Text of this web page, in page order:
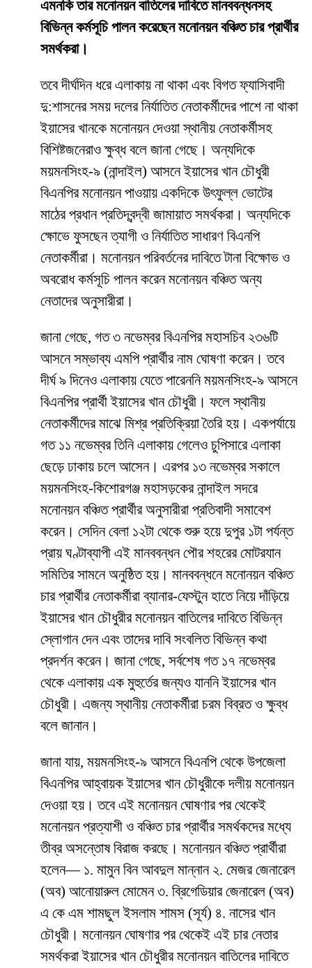
এমনকি তার মনোনয়ন বাতিলের দাবিতে মানববন্ধনসহ
বিভিন্ন কর্মসূচি পালন করেছেন মনোনয়ন বঞ্চিত চার প্রার্থীর
সমর্থকরা।
তবে দীর্ঘদিন ধরে এলাকায় না থাকা এবং বিগত ফ্যাসিবাদী
দু:শাসনের সময় দলের নির্যাতিত নেতাকর্মীদের পাশে না থাকা
ইয়াসের খানকে মনোনয়ন দেওয়া স্থানীয় নেতাকর্মীসহ
বিশিষ্টজনেরাও ক্ষুব্ধ বলে জানা গেছে। অন্যদিকে
ময়মনসিংহ-৯ (নান্দাইল) আসনে ইয়াসের খান চৌধুরী
বিএনপির মনোনয়ন পাওয়ায় একদিকে উৎফুল্ল ভোটের
মাঠের প্রধান প্রতিদ্বন্দ্বী জামায়াত সমর্থকরা। অন্যদিকে
ক্ষোভে ফুসছেন ত্যাগী ও নির্যাতিত সাধারণ বিএনপি
নেতাকর্মীরা। মনোনয়ন পরিবর্তনের দাবিতে টানা বিক্ষোভ ও
অবরোধ কর্মসূচি পালন করেন মনোনয়ন বঞ্চিত অন্য
নেতাদের অনুসারীরা।
জানা গেছে, গত ৩ নভেম্বর বিএনপির মহাসচিব ২৩৬টি
আসনে সম্ভাব্য এমপি প্রার্থীর নাম ঘোষণা করেন। তবে
দীর্ঘ ৯ দিনেও এলাকায় যেতে পারেননি ময়মনসিংহ-৯ আসনে
বিএনপির প্রার্থী ইয়াসের খান চৌধুরী। ফলে স্থানীয়
নেতাকর্মীদের মাঝে মিশ্র প্রতিক্রিয়া তৈরি হয়। একপর্যায়ে
গত ১১ নভেম্বর তিনি এলাকায় গেলেও চুপিসারে এলাকা
ছেড়ে ঢাকায় চলে আসেন। এরপর ১৩ নভেম্বর সকালে
ময়মনসিংহ-কিশোরগঞ্জ মহাসড়কের নান্দাইল সদরে
মনোনয়ন বঞ্চিত প্রার্থীর অনুসারীরা প্রতিবাদী সমাবেশ
করেন। সেদিন বেলা ১২টা থেকে শুরু হয়ে দুপুর ১টা পর্যন্ত
প্রায় ঘণ্টাব্যাপী এই মানববন্ধন পৌর শহরের মোটরযান
সমিতির সামনে অনুষ্ঠিত হয়। মানববন্ধনে মনোনয়ন বঞ্চিত
চার প্রার্থীর নেতাকর্মীরা ব্যানার-ফেস্টুন হাতে নিয়ে দাঁড়িয়ে
ইয়াসের খান চৌধুরীর মনোনয়ন বাতিলের দাবিতে বিভিন্ন
স্লোগান দেন এবং তাদের দাবি সংবলিত বিভিন্ন কথা
প্রদর্শন করেন। জানা গেছে, সর্বশেষ গত ১৭ নভেম্বর
থেকে এলাকায় এক মুহুর্তের জন্যও যাননি ইয়াসের খান
চৌধুরী। এজন্য স্থানীয় নেতাকর্মীরা চরম বিব্রত ও ক্ষুব্ধ
বলে জানান।
জানা যায়, ময়মনসিংহ-৯ আসনে বিএনপি থেকে উপজেলা
বিএনপির আহ্বায়ক ইয়াসের খান চৌধুরীকে দলীয় মনোনয়ন
দেওয়া হয়। তবে এই মনোনয়ন ঘোষণার পর থেকেই
মনোনয়ন প্রত্যাশী ও বঞ্চিত চার প্রার্থীর সমর্থকদের মধ্যে
তীব্র অসন্তোষ বিরাজ করছে। মনোনয়ন বঞ্চিত প্রার্থীরা
হলেন— ১. মামুন বিন আবদুল মান্নান ২. মেজর জেনারেল
(অব) আনোয়ারুল মোমেন ৩. ব্রিগেডিয়ার জেনারেল (অব)
এ কে এম শামছুল ইসলাম শামস (সূর্য) ৪. নাসের খান
চৌধুরী। মনোনয়ন ঘোষণার পর থেকেই এই চার নেতার
সমর্থকরা ইয়াসের খান চৌধুরীর মনোনয়ন বাতিলের দাবিতে